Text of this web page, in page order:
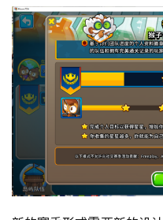
2
0
2
5
第
十
三
金
茶
奖